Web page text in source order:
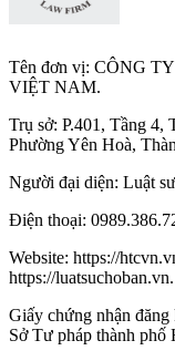
Tên đơn vị: CÔNG
VIỆT NAM.
Trụ sở: P.401, Tầng 4,
Phường Yên Hoà,
Người đại diện: Luật
Điện thoại:
Website: https://
https://luatsuchoban.vn.
Giấy chứng nhận
Sở Tư pháp thành phố